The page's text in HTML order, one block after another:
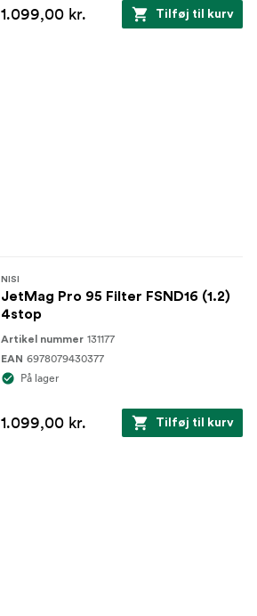
1.099,00 kr. Tilføj til kurv
NISI
JetMag Pro 95 Filter FSND16 (1.2)
4stop
Artikel nummer 131177
EAN 6978079430377
På lager
1.099,00 kr. Tilføj til kurv